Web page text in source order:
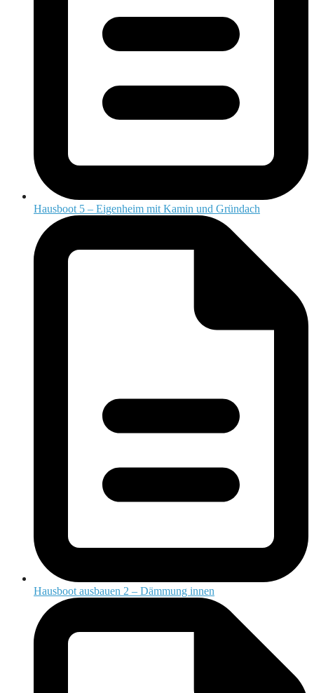
Hausboot 5 – Eigenheim mit Kamin und Gründach
Hausboot ausbauen 2 – Dämmung innen